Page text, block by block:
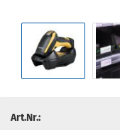
Art.Nr.: